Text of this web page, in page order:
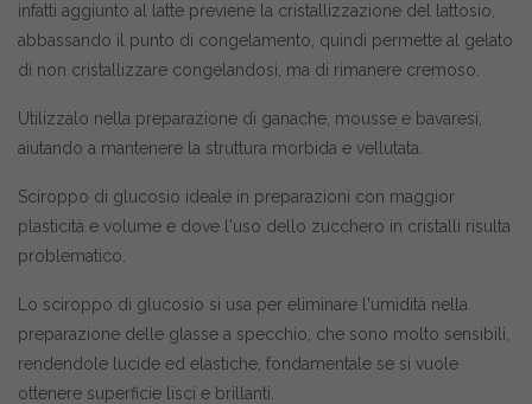
infatti aggiunto al latte previene la cristallizzazione del lattosio,
abbassando il punto di congelamento, quindi permette al gelato
di non cristallizzare congelandosi, ma di rimanere cremoso.
Utilizzalo nella preparazione di ganache, mousse e bavaresi,
aiutando a mantenere la struttura morbida e vellutata.
Sciroppo di glucosio ideale in preparazioni con maggior
plasticità e volume e dove l'uso dello zucchero in cristalli risulta
problematico.
Lo sciroppo di glucosio si usa per eliminare l'umidità nella
preparazione delle glasse a specchio, che sono molto sensibili,
rendendole lucide ed elastiche, fondamentale se si vuole
ottenere superficie lisci e brillanti.